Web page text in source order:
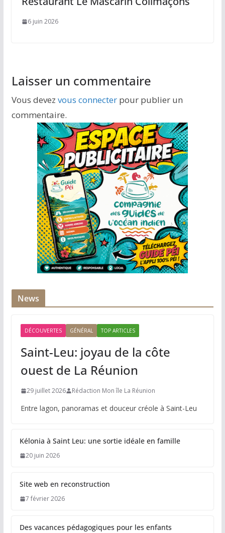
6 juin 2026
Laisser un commentaire
Vous devez vous connecterpour publier un
commentaire.
News
DÉCOUVERTES GÉNÉRAL TOP ARTICLES
Saint-Leu: joyau de la côte
ouest de La Réunion
29 juillet 2026 Rédaction Mon île La Réunion
Entre lagon, panoramas et douceur créole à Saint-Leu
Kélonia à Saint Leu: une sortie idéale en famille
20 juin 2026
Site web en reconstruction
7 février 2026
Des vacances pédagogiques pour les enfants